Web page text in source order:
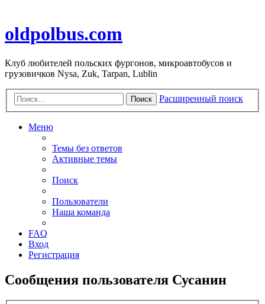
oldpolbus.com
Клуб любителей польских фургонов, микроавтобусов и
грузовичков Nysa, Zuk, Tarpan, Lublin
Поиск Расширенный поиск
Меню
Темы без ответов
Активные темы
Поиск
Пользователи
Наша команда
FAQ
Вход
Регистрация
Сообщения пользователя Сусанин